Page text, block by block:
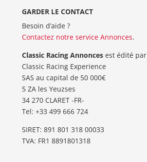
GARDER LE CONTACT
Besoin d’aide ?
Contactez notre service Annonces.
Classic Racing Annoncesest édité par
Classic Racing Experience
SAS au capital de 50 000€
5 ZA les Yeuzses
34 270 CLARET -FR-
Tel: ‭+33 499 666 724‬
SIRET: 891 801 318 00033
TVA: FR1 8891801318